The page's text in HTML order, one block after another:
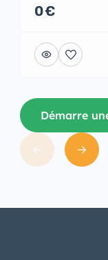
0 €
Démarre